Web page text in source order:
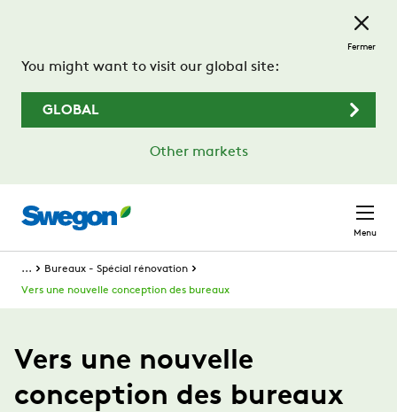
You might want to visit our global site:
GLOBAL
Other markets
Fermer
Menu
...
Bureaux - Spécial rénovation
Vers une nouvelle conception des bureaux
Vers une nouvelle
conception des bureaux